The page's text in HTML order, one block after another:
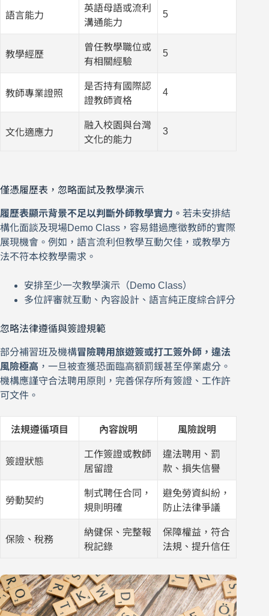
語言能力
英語母語或流利
溝通能力
5
教學經歷
曾任教學職位或
有相關經驗
5
教師專業證照
是否持有國際認
證教師資格
4
文化適應力
融入校園與台灣
文化的能力
3
僅憑履歷表，忽略面試及教學演示
履歷表顯示背景不足以判斷外師教學實力。 若未安排結
構化面談及現場Demo Class，容易錯過應徵教師的實際
展現機會。例如，語言流利但教學互動欠佳，或教學方
法不符本校教學需求。
安排至少一次教學演示（Demo Class）
多位評審就互動、內容設計、語言純正度綜合評分
忽略法律遵循與簽證規範
部分補習班及機構冒險聘用旅遊簽或打工簽外師，違法
風險極高 ，一旦被查獲恐面臨高額罰鍰甚至停業處分。
機構應謹守合法聘用原則，完善保存所有簽證、工作許
可文件。
法規遵循項目 內容說明 風險說明
簽證狀態
工作簽證或教師
居留證
違法聘用、罰
款、損失信譽
勞動契約
制式聘任合同，
規則明確
避免勞資糾紛，
防止法律爭議
保險、稅務
納健保、完整報
稅記錄
保障權益，符合
法規、提升信任